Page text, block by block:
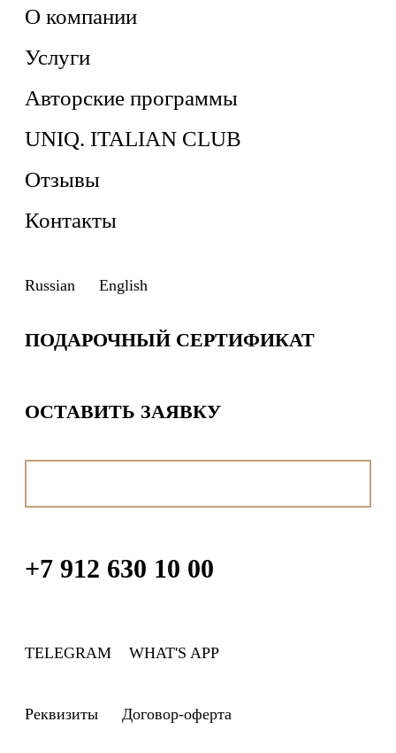
О компании
Услуги
Авторские программы
UNIQ. ITALIAN CLUB
Отзывы
Контакты
Russian English
ПОДАРОЧНЫЙ СЕРТИФИКАТ
ОСТАВИТЬ ЗАЯВКУ
+7 912 630 10 00
TELEGRAM WHAT'S APP
Реквизиты Договор-оферта